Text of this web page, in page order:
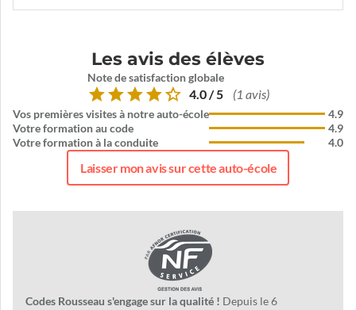
Les avis des élèves
Note de satisfaction globale
4.0 / 5 (1 avis)
Vos premières visites à notre auto-école
Votre formation au code
Votre formation à la conduite
4.9
4.9
4.0
Laisser mon avis sur cette auto-école
Codes Rousseau s'engage sur la qualité ! Depuis le 6